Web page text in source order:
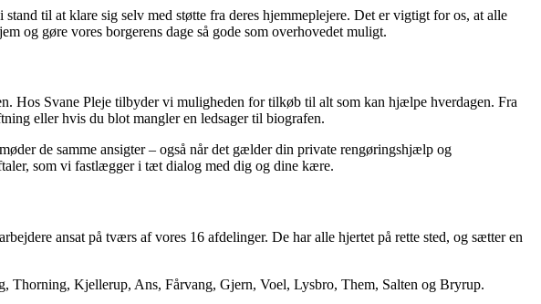
til at klare sig selv med støtte fra deres hjemmeplejere. Det er vigtigt for os, at alle
og gøre vores borgerens dage så gode som overhovedet muligt.
Hos Svane Pleje tilbyder vi muligheden for tilkøb til alt som kan hjælpe hverdagen. Fra
eller hvis du blot mangler en ledsager til biografen.
de samme ansigter – også når det gælder din private rengøringshjælp og
som vi fastlægger i tæt dialog med dig og dine kære.
ansat på tværs af vores 16 afdelinger. De har alle hjertet på rette sted, og sætter en
Thorning, Kjellerup, Ans, Fårvang, Gjern, Voel, Lysbro, Them, Salten og Bryrup.